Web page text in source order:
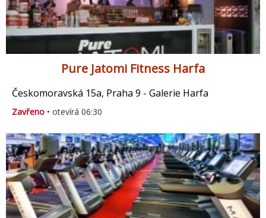
Pure Jatomi Fitness Harfa
Českomoravská 15a, Praha 9 - Galerie Harfa
Zavřeno • otevírá 06:30